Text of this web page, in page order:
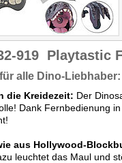
919 Playtastic
alle Dino-
die Kreidezeit: Der
Dank Fernbedienung
aus Hollywood-
leuchtet das Maul und